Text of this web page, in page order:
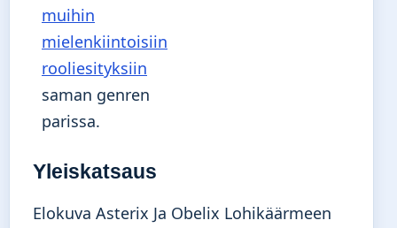
muihin
mielenkiintoisiin
rooliesityksiin
saman genren
parissa.
Yleiskatsaus
Elokuva Asterix Ja Obelix Lohikäärmeen